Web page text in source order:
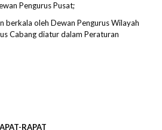
Pengurus Pusat;
berkala oleh Dewan Pengurus Wilayah
Cabang diatur dalam Peraturan
RAPAT